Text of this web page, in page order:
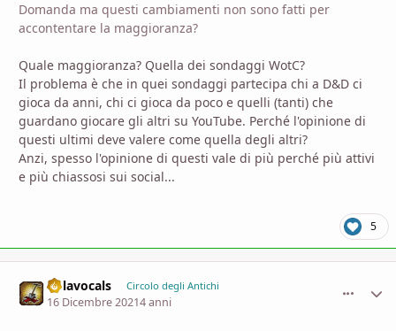
Domanda ma questi cambiamenti non sono fatti per
accontentare la maggioranza?
Quale maggioranza? Quella dei sondaggi WotC?
Il problema è che in quei sondaggi partecipa chi a D&D ci
gioca da anni, chi ci gioca da poco e quelli (tanti) che
guardano giocare gli altri su YouTube. Perché l'opinione di
questi ultimi deve valere come quella degli altri?
Anzi, spesso l'opinione di questi vale di più perché più attivi
e più chiassosi sui social...
5
nolavocals Circolo degli Antichi
16 Dicembre 20214 anni